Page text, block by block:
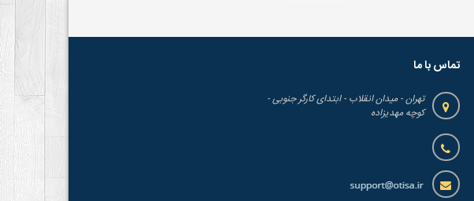
تماس با ما
تهران - میدان انقلاب - ابتدای کارگر جنوبی -
کوچه مهدیزاده